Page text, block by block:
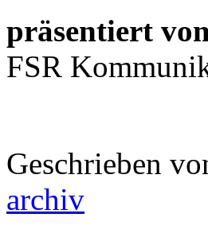
präsentiert
FSR
Geschrieben
archiv